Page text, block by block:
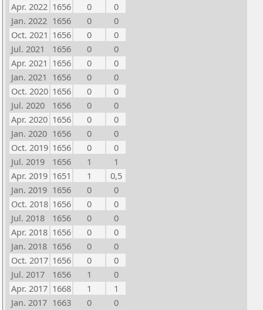
Apr. 2022 1656 0
0
Jan. 2022 1656 0
0
Oct. 2021 1656 0
0
Jul. 2021
1656 0
0
Apr. 2021 1656 0
0
Jan. 2021 1656 0
0
Oct. 2020 1656 0
0
Jul. 2020
1656 0
0
Apr. 2020 1656 0
0
Jan. 2020 1656 0
0
Oct. 2019 1656 0
0
Jul. 2019
1656 1
1
Apr. 2019 1651 1
0,5
Jan. 2019 1656 0
0
Oct. 2018 1656 0
0
Jul. 2018
1656 0
0
Apr. 2018 1656 0
0
Jan. 2018 1656 0
0
Oct. 2017 1656 0
0
Jul. 2017
1656 1
0
Apr. 2017 1668 1
1
Jan. 2017 1663 0
0